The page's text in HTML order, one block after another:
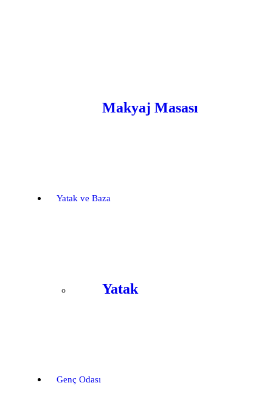
Makyaj Masası
Yatak ve Baza
Yatak
Genç Odası